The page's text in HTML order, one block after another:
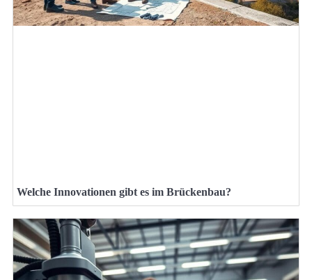
Welche Innovationen gibt es im Brückenbau?